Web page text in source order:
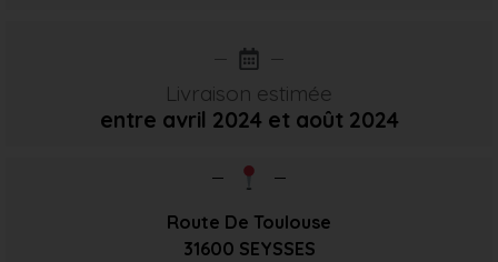
Livraison estimée
entre avril 2024 et août 2024
Route De Toulouse
31600 SEYSSES